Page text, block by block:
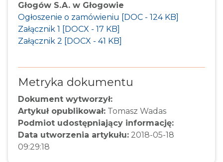
Głogów S.A. w Głogowie
Ogłoszenie o zamówieniu [DOC - 124 KB]
Załącznik 1 [DOCX - 17 KB]
Załącznik 2 [DOCX - 41 KB]
Metryka dokumentu
Dokument wytworzył:
Artykuł opublikował: Tomasz Wadas
Podmiot udostępniający informację:
Data utworzenia artykułu: 2018-05-18
09:29:18